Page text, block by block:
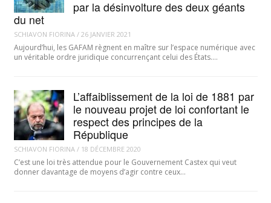
par la désinvolture des deux géants
du net
SCHIAVON FIORINA/ 26 JANVIER 2021
Aujourd’hui, les GAFAM règnent en maître sur l’espace numérique avec
un véritable ordre juridique concurrençant celui des États.…
L’affaiblissement de la loi de 1881 par
le nouveau projet de loi confortant le
respect des principes de la
République
SCHIAVON FIORINA/ 18 DÉCEMBRE 2020
C’est une loi très attendue pour le Gouvernement Castex qui veut
donner davantage de moyens d’agir contre ceux…